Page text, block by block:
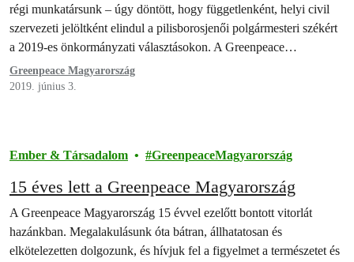
régi munkatársunk – úgy döntött, hogy függetlenként, helyi civil
szervezeti jelöltként elindul a pilisborosjenői polgármesteri székért
a 2019-es önkormányzati választásokon. A Greenpeace
fennállása…
Greenpeace Magyarország
2019. június 3.
Ember & Társadalom GreenpeaceMagyarország
15 éves lett a Greenpeace Magyarország
A Greenpeace Magyarország 15 évvel ezelőtt bontott vitorlát
hazánkban. Megalakulásunk óta bátran, állhatatosan és
elkötelezetten dolgozunk, és hívjuk fel a figyelmet a természetet és